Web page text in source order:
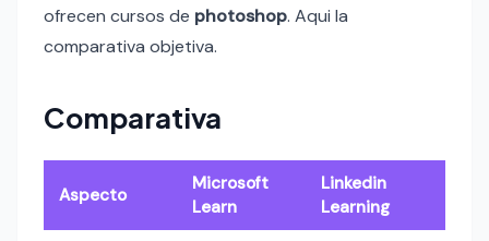
ofrecen cursos de photoshop. Aqui la
comparativa objetiva.
Comparativa
Aspecto
Microsoft
Learn
Linkedin
Learning